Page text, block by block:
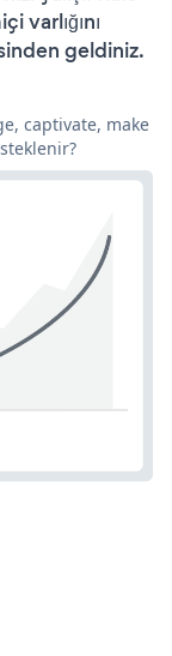
varlığını
geldiniz.
captivate, make